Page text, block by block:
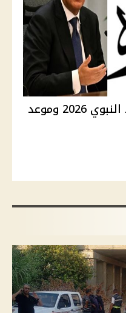
موقف ترحيل إجازة المولد النبوي 2026 وموعد